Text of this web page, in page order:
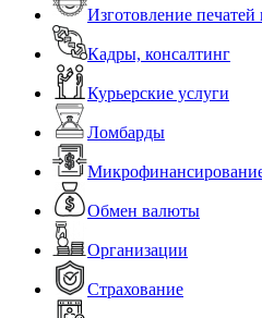
Изготовление
Кадры, консалтинг
Курьерские услуги
Ломбарды
Обмен валюты
Организации
Страхование